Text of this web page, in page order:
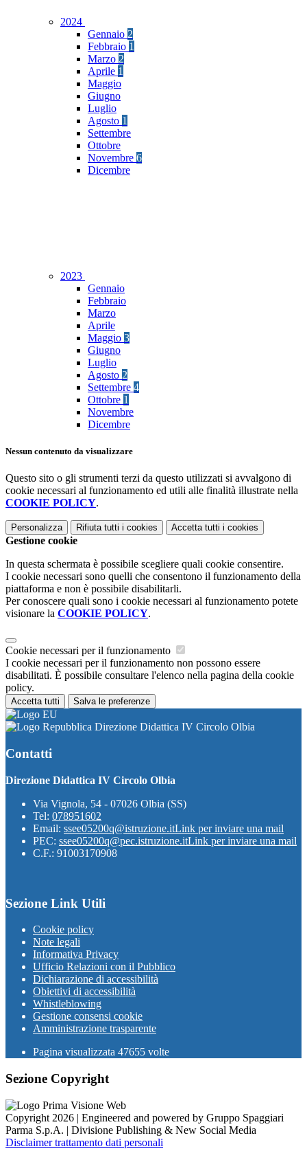
2024
Gennaio 2
Febbraio 1
Marzo 2
Aprile 1
Maggio
Giugno
Luglio
Agosto 1
Settembre
Ottobre
Novembre 6
Dicembre
2023
Gennaio
Febbraio
Marzo
Aprile
Maggio 3
Giugno
Luglio
Agosto 2
Settembre 4
Ottobre 1
Novembre
Dicembre
Nessun contenuto da visualizzare
Questo sito o gli strumenti terzi da questo utilizzati si avvalgono di
cookie necessari al funzionamento ed utili alle finalità illustrate nella
COOKIE POLICY.
Personalizza Rifiuta tutti i cookies Accetta tutti i cookies
Gestione cookie
In questa schermata è possibile scegliere quali cookie consentire.
I cookie necessari sono quelli che consentono il funzionamento della
piattaforma e non è possibile disabilitarli.
Per conoscere quali sono i cookie necessari al funzionamento potete
visionare la COOKIE POLICY.
Cookie necessari per il funzionamento
I cookie necessari per il funzionamento non possono essere
disabilitati. È possibile consultare l'elenco nella pagina della cookie
policy.
Accetta tutti Salva le preferenze
Direzione Didattica IV Circolo Olbia
Contatti
Direzione Didattica IV Circolo Olbia
Via Vignola, 54 - 07026 Olbia (SS)
Tel: 078951602
Email: ssee05200q@istruzione.itLink per inviare una mail
PEC: ssee05200q@pec.istruzione.itLink per inviare una mail
C.F.: 91003170908
Sezione Link Utili
Cookie policy
Note legali
Informativa Privacy
Ufficio Relazioni con il Pubblico
Dichiarazione di accessibilità
Obiettivi di accessibilità
Whistleblowing
Gestione consensi cookie
Amministrazione trasparente
Pagina visualizzata 47655 volte
Sezione Copyright
Copyright 2026 | Engineered and powered by Gruppo Spaggiari
Parma S.p.A. | Divisione Publishing & New Social Media
Disclaimer trattamento dati personali